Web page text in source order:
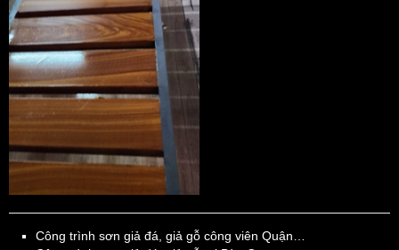
Công trình sơn giả đá, giả gỗ công viên Quận…